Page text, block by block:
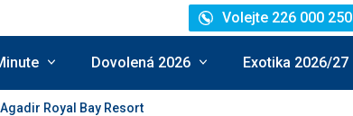
Volejte 226 000 250
Dovolená 2026 Exotika 2026/27
Royal Bay Resort